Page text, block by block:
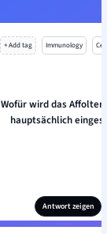
+ Add tag Immunology
Wofür wird das Affolter
hauptsächlich
Antwort zeigen